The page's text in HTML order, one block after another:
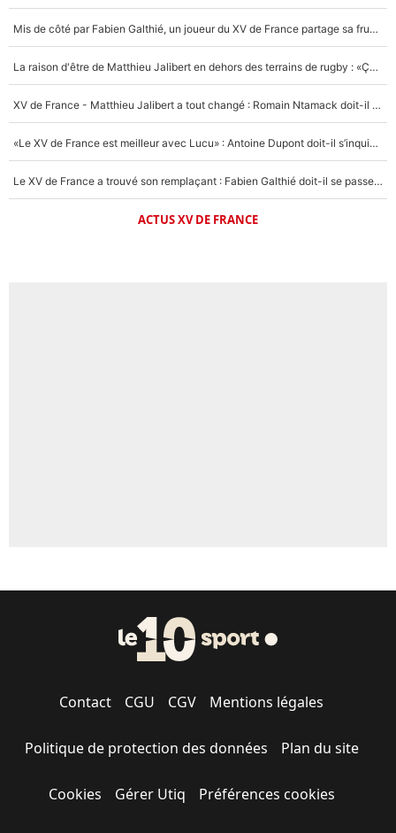
Mis de côté par Fabien Galthié, un joueur du XV de France partage sa frustration : «ils ne me l’ont pas dit tout de suite»
La raison d'être de Matthieu Jalibert en dehors des terrains de rugby : «Ça m'atteint autant que si tu touches à un membre de ma famille»
XV de France - Matthieu Jalibert a tout changé : Romain Ntamack doit-il s’inquiéter pour sa place à un an de la Coupe du monde ?
«Le XV de France est meilleur avec Lucu» : Antoine Dupont doit-il s’inquiéter pour sa place ?
Le XV de France a trouvé son remplaçant : Fabien Galthié doit-il se passer d'Antoine Dupont ?
ACTUS XV DE FRANCE
Contact CGU CGV Mentions légales
Politique de protection des données Plan du site
Cookies Gérer Utiq Préférences cookies